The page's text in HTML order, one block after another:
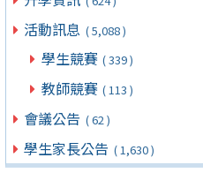
活動訊息 ( 5,088 )
學生競賽 ( 339 )
教師競賽 ( 113 )
會議公告 ( 62 )
學生家長公告 ( 1,630 )